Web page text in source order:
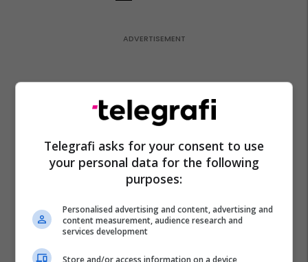
Telegrafi asks for your consent to use
your personal data for the following
purposes:
Personalised advertising and content, advertising and
content measurement, audience research and
services development
Store and/or access information on a device